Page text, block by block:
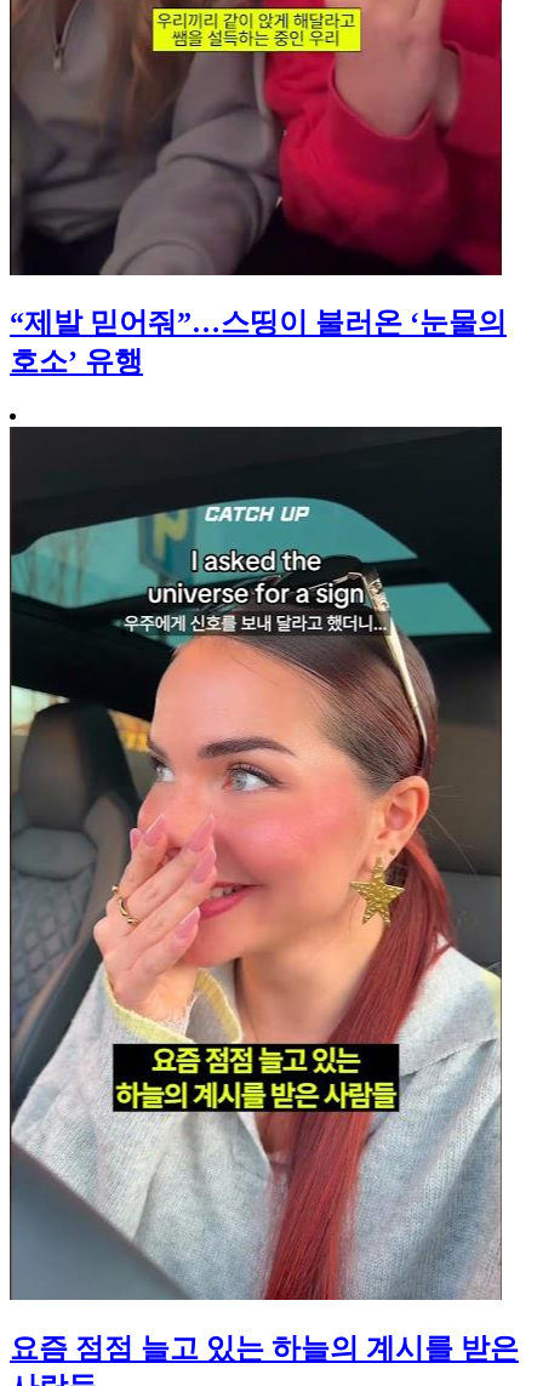
“제발 믿어줘”…스띵이 불러온 ‘눈물의
호소’ 유행
요즘 점점 늘고 있는 하늘의 계시를 받은